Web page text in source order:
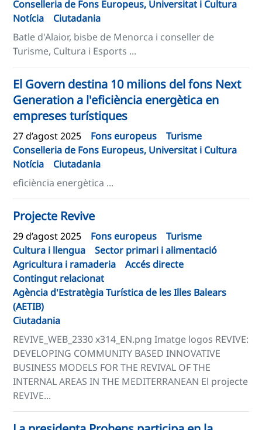
Conselleria de Fons Europeus, Universitat i Cultura
Notícia
Ciutadania
Batle d'Alaior, bisbe de Menorca i conseller de
Turisme, Cultura i Esports ...
El Govern destina 10 milions del fons Next
Generation a l'eficiència energètica en
empreses turístiques
27 d’agost 2025 Fons europeus
Turisme
Conselleria de Fons Europeus, Universitat i Cultura
Notícia
Ciutadania
eficiència energètica ...
Projecte Revive
29 d’agost 2025 Fons europeus
Turisme
Cultura i llengua
Sector primari i alimentació
Agricultura i ramaderia
Accés directe
Contingut relacionat
Agència d'Estratègia Turística de les Illes Balears
(AETIB)
Ciutadania
REVIVE_WEB_2330 x314_EN.png Imatge logos REVIVE:
DEVELOPING COMMUNITY BASED INNOVATIVE
BUSINESS MODELS FOR THE REVIVAL OF THE
INTERNAL AREAS IN THE MEDITERRANEAN El projecte
REVIVE...